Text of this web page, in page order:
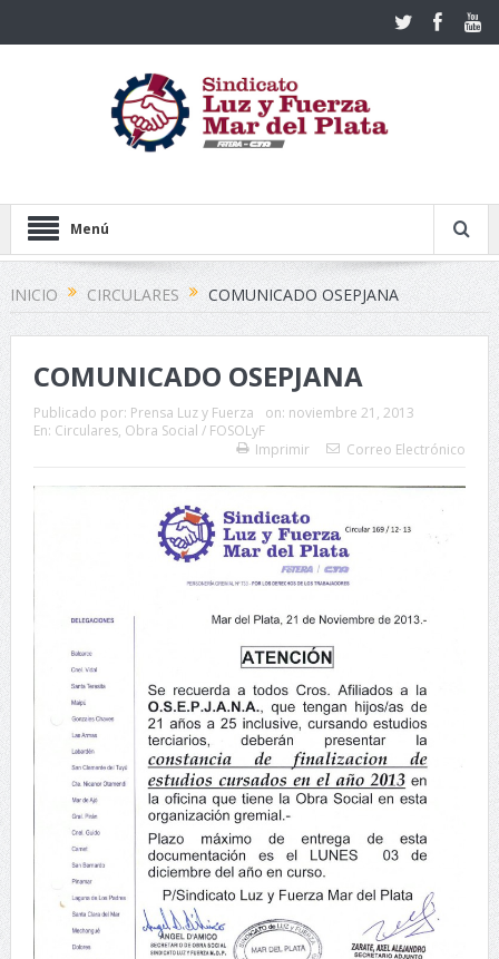
Menú
INICIO CIRCULARES COMUNICADO OSEPJANA
COMUNICADO OSEPJANA
Publicado por: Prensa Luz y Fuerza on: noviembre 21, 2013
En: Circulares, Obra Social / FOSOLyF
Imprimir
Correo Electrónico